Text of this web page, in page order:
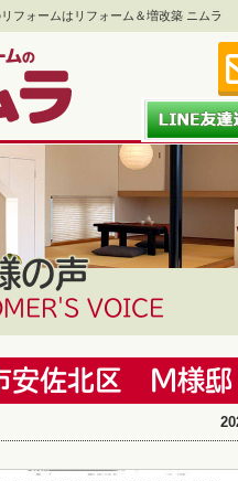
フォームはリフォーム＆増改築 ニムラ
の声
VOICE
安佐北区 M様